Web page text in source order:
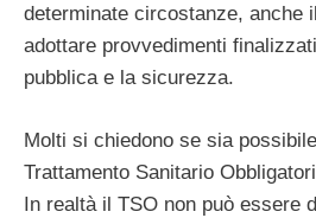
determinate circostanze, anche
adottare provvedimenti
pubblica e la sicurezza.
Molti si chiedono se sia
Trattamento Sanitario
In realtà il TSO non può essere